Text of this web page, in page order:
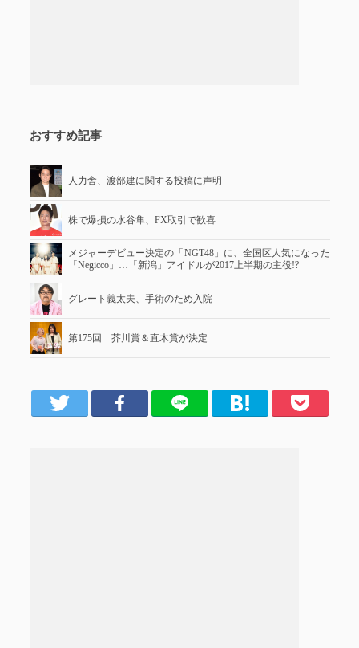
おすすめ記事
人力舎、渡部建に関する投稿に声明
株で爆損の水谷隼、FX取引で歓喜
メジャーデビュー決定の「NGT48」に、全国区人気になった
「Negicco」…「新潟」アイドルが2017上半期の主役!?
グレート義太夫、手術のため入院
第175回 芥川賞＆直木賞が決定
Facebook LINE はてブ Pocket